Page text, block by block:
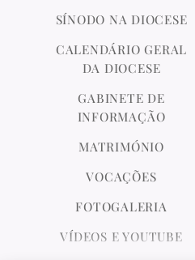
SÍNODO NA DIOCESE
CALENDÁRIO GERAL
DA DIOCESE
GABINETE DE
INFORMAÇÃO
MATRIMÓNIO
VOCAÇÕES
FOTOGALERIA
VÍDEOS E YOUTUBE